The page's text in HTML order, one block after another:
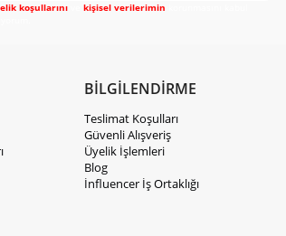
koşullarını vekişisel verilerimin
BİLGİLENDİRME
Teslimat Koşulları
Güvenli Alışveriş
Üyelik İşlemleri
Blog
İnfluencer İş Ortaklığı